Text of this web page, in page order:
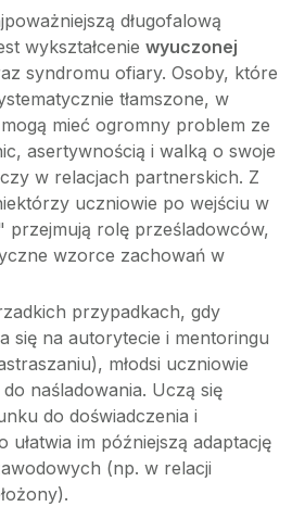
długofalową
wykształcenie wyuczonej
syndromu ofiary. Osoby, które
tłamszone, w
mieć ogromny problem ze
asertywnością i walką o swoje
w relacjach partnerskich. Z
uczniowie po wejściu w
przejmują rolę prześladowców,
wzorce zachowań w
przypadkach, gdy
się na autorytecie i mentoringu
młodsi uczniowie
naśladowania. Uczą się
do doświadczenia i
ułatwia im późniejszą adaptację
(np. w relacji